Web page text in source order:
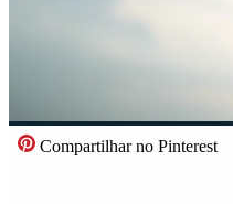
Compartilhar no Pinterest